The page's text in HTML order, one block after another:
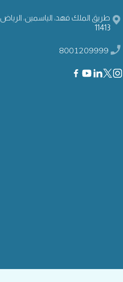
طريق الملك فهد، الياسمين، الرياض
11413
8001209999